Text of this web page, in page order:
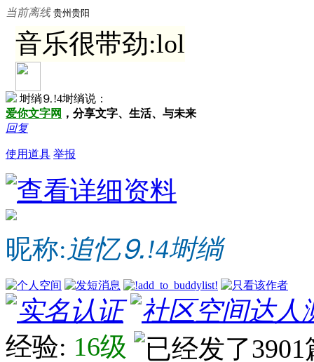
当前离线 贵州贵阳
音乐很带劲:lol
埘绱⒐!4埘绱说：
爱你文字网 ，分享文字、生活、与未来
回复
使用道具 举报
昵称:追忆⒐!4埘绱
经验: 16级